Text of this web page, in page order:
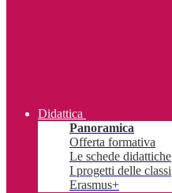
Didattica
Panoramica
Offerta formativa
Le schede didattiche
I progetti delle classi
Erasmus+